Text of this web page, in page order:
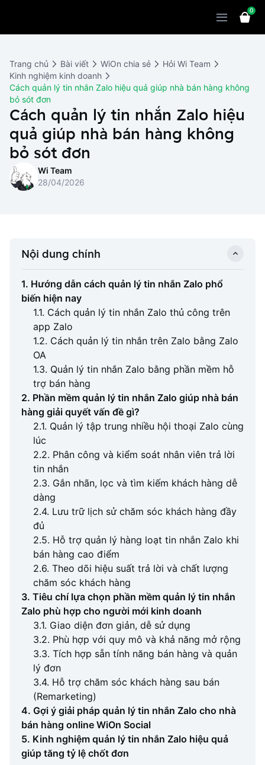
WiOn AI
WiOn Social
WiOn E-commerce
WiOn F&B
WiOn Dental
Chatbot
Marketing
CRM
Thiết kế website
Thiết bị
Bảng giá
Cùng WiOn
Báo chí
Đối tác
Wi Team
Liên hệ
0
Trang chủ Bài viết WiOn chia sẻ
Hỏi Wi Team
Kinh nghiệm kinh doanh
Cách quản lý tin nhắn Zalo hiệu quả giúp nhà bán hàng không
bỏ sót đơn
Cách quản lý tin nhắn Zalo hiệu
quả giúp nhà bán hàng không
bỏ sót đơn
Wi Team
28/04/2026
Nội dung chính
1. Hướng dẫn cách quản lý tin nhắn Zalo phổ
biến hiện nay
1.1. Cách quản lý tin nhắn Zalo thủ công trên
app Zalo
1.2. Cách quản lý tin nhắn trên Zalo bằng Zalo
OA
1.3. Quản lý tin nhắn Zalo bằng phần mềm hỗ
trợ bán hàng
2. Phần mềm quản lý tin nhắn Zalo giúp nhà bán
hàng giải quyết vấn đề gì?
2.1. Quản lý tập trung nhiều hội thoại Zalo cùng
lúc
2.2. Phân công và kiểm soát nhân viên trả lời
tin nhắn
2.3. Gắn nhãn, lọc và tìm kiếm khách hàng dễ
dàng
2.4. Lưu trữ lịch sử chăm sóc khách hàng đầy
đủ
2.5. Hỗ trợ quản lý hàng loạt tin nhắn Zalo khi
bán hàng cao điểm
2.6. Theo dõi hiệu suất trả lời và chất lượng
chăm sóc khách hàng
3. Tiêu chí lựa chọn phần mềm quản lý tin nhắn
Zalo phù hợp cho người mới kinh doanh
3.1. Giao diện đơn giản, dễ sử dụng
3.2. Phù hợp với quy mô và khả năng mở rộng
3.3. Tích hợp sẵn tính năng bán hàng và quản
lý đơn
3.4. Hỗ trợ chăm sóc khách hàng sau bán
(Remarketing)
4. Gợi ý giải pháp quản lý tin nhắn Zalo cho nhà
bán hàng online WiOn Social
5. Kinh nghiệm quản lý tin nhắn Zalo hiệu quả
giúp tăng tỷ lệ chốt đơn